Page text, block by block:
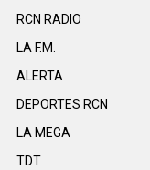
RCN RADIO
LA F.M.
ALERTA
DEPORTES RCN
LA MEGA
TDT